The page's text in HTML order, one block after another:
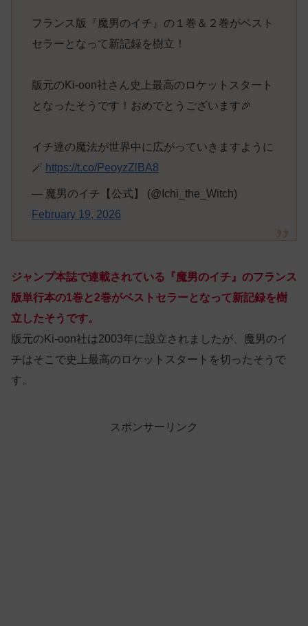
フランス版『魔男のイチ』の１巻＆２巻がベスト
セラーとなって新記録を樹立！
版元のKi-oon社さん史上最高のロケットスタート
となったそうです！おめでとうございます🎉
イチ達の魔法が世界中に広がっていきますように
🪄 https://t.co/PeoyzZlBA8
— 魔男のイチ【公式】 (@Ichi_the_Witch)
February 19, 2026
ジャンプ本誌で連載されている『魔男のイチ』のフランス
版単行本の1巻と2巻がベストセラーとなって新記録を樹
立したそうです。
版元のKi-oon社は2003年に設立されましたが、魔男のイ
チはそこで史上最高のロケットスタートを切ったそうで
す。
スポンサーリンク